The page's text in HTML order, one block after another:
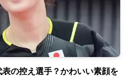
の控え選手？かわいい素顔を